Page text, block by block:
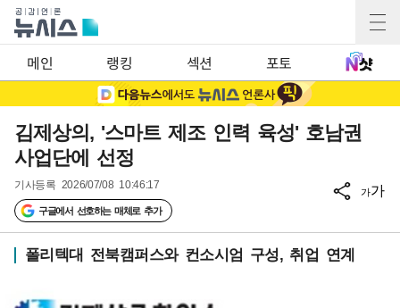
메인 랭킹 섹션 포토
김제상의, '스마트 제조 인력 육성' 호남권
사업단에 선정
기사등록 2026/07/08 10:46:17
구글에서 선호하는 매체로 추가
가가
폴리텍대 전북캠퍼스와 컨소시엄 구성, 취업 연계